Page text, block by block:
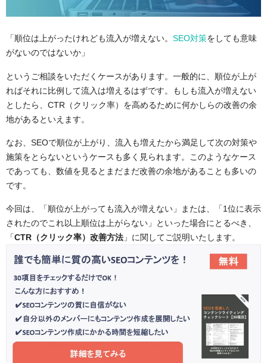
「順位は上がったけれども流入が増えない。 SEO対策をしても意味
がないのではないか」
というご相談をいただくケースがあります。 一般的に、順位が上が
ればそれに比例して流入は増えるはずです。もしも流入が増えない
としたら、CTR（クリック率）を高めるために何かしらの改善の余
地があるといえます。
なお、SEOで順位が上がり、流入も増えたから満足して次の対策や
施策をとらないというケースも多く見られます。このようなケース
であっても、数値を見るとまだまだ改善の余地があることも多いの
です。
今回は、 「順位が上がっても流入が増えない」 または、
「1位に表示
されたのでこれ以上順位は上がらない」
といった場合にとるべき、
「CTR（クリック率）改善方法 」に関してご説明いたします。